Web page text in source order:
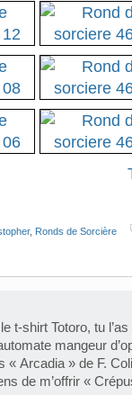
, Ronds de Sorcière
le t-shirt Totoro, tu
mangeur
« Arcadia » de F.
de m’offrir «